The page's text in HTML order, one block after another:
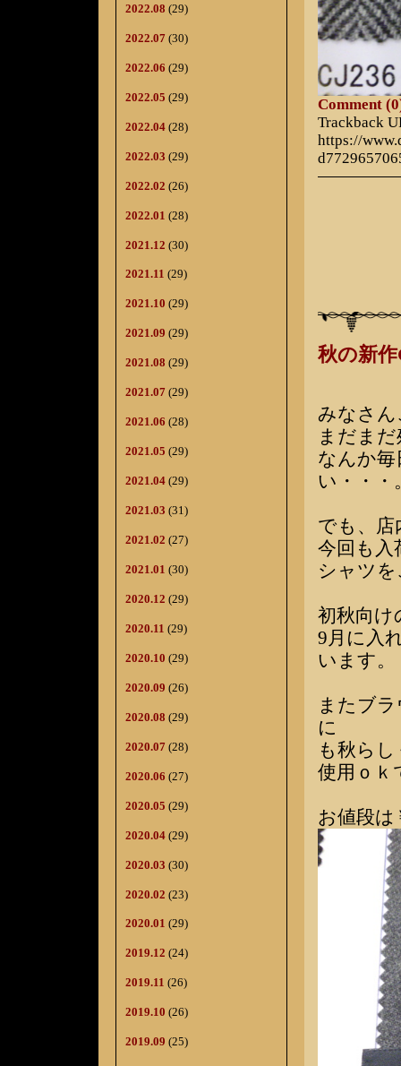
2022.08 (29)
2022.07 (30)
2022.06 (29)
2022.05 (29)
2022.04 (28)
2022.03 (29)
2022.02 (26)
2022.01 (28)
2021.12 (30)
2021.11 (29)
2021.10 (29)
2021.09 (29)
2021.08 (29)
2021.07 (29)
2021.06 (28)
2021.05 (29)
2021.04 (29)
2021.03 (31)
2021.02 (27)
2021.01 (30)
2020.12 (29)
2020.11 (29)
2020.10 (29)
2020.09 (26)
2020.08 (29)
2020.07 (28)
2020.06 (27)
2020.05 (29)
2020.04 (29)
2020.03 (30)
2020.02 (23)
2020.01 (29)
2019.12 (24)
2019.11 (26)
2019.10 (26)
2019.09 (25)
Comment
Trackback
https://
秋の新
みなさ
まだま
なんか
い・・・
でも、
今回も入
シャツ
初秋向け
9月に入
います。
またブ
に
も秋ら
使用ｏｋ
お値段は